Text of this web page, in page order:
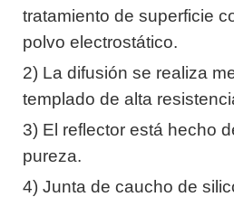
tratamiento de superficie
polvo electrostático.
2) La difusión se realiza
templado de alta
3) El reflector está hecho
pureza.
4) Junta de caucho de